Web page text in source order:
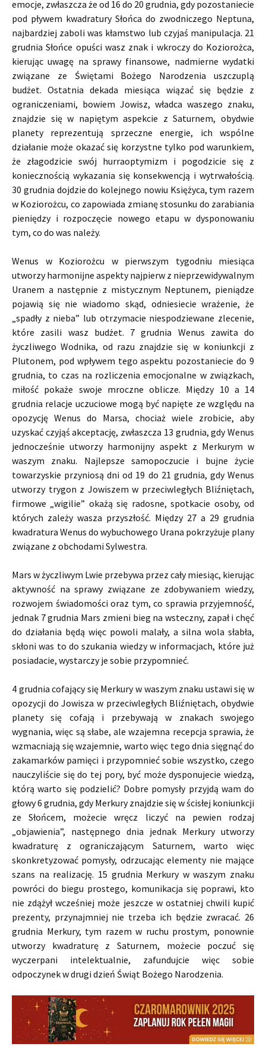
emocje, zwłaszcza że od 16 do 20 grudnia, gdy pozostaniecie
pod pływem kwadratury Słońca do zwodniczego Neptuna,
najbardziej zaboli was kłamstwo lub czyjaś manipulacja. 21
grudnia Słońce opuści wasz znak i wkroczy do Koziorożca,
kierując uwagę na sprawy finansowe, nadmierne wydatki
związane ze Świętami Bożego Narodzenia uszczuplą
budżet. Ostatnia dekada miesiąca wiązać się będzie z
ograniczeniami, bowiem Jowisz, władca waszego znaku,
znajdzie się w napiętym aspekcie z Saturnem, obydwie
planety reprezentują sprzeczne energie, ich wspólne
działanie może okazać się korzystne tylko pod warunkiem,
że złagodzicie swój hurraoptymizm i pogodzicie się z
koniecznością wykazania się konsekwencją i wytrwałością.
30 grudnia dojdzie do kolejnego nowiu Księżyca, tym razem
w Koziorożcu, co zapowiada zmianę stosunku do zarabiania
pieniędzy i rozpoczęcie nowego etapu w dysponowaniu
tym, co do was należy.
Wenus w Koziorożcu w pierwszym tygodniu miesiąca
utworzy harmonijne aspekty najpierw z nieprzewidywalnym
Uranem a następnie z mistycznym Neptunem, pieniądze
pojawią się nie wiadomo skąd, odniesiecie wrażenie, że
„spadły z nieba” lub otrzymacie niespodziewane zlecenie,
które zasili wasz budżet. 7 grudnia Wenus zawita do
życzliwego Wodnika, od razu znajdzie się w koniunkcji z
Plutonem, pod wpływem tego aspektu pozostaniecie do 9
grudnia, to czas na rozliczenia emocjonalne w związkach,
miłość pokaże swoje mroczne oblicze. Między 10 a 14
grudnia relacje uczuciowe mogą być napięte ze względu na
opozycję Wenus do Marsa, chociaż wiele zrobicie, aby
uzyskać czyjąś akceptację, zwłaszcza 13 grudnia, gdy Wenus
jednocześnie utworzy harmonijny aspekt z Merkurym w
waszym znaku. Najlepsze samopoczucie i bujne życie
towarzyskie przyniosą dni od 19 do 21 grudnia, gdy Wenus
utworzy trygon z Jowiszem w przeciwległych Bliźniętach,
firmowe „wigilie” okażą się radosne, spotkacie osoby, od
których zależy wasza przyszłość. Między 27 a 29 grudnia
kwadratura Wenus do wybuchowego Urana pokrzyżuje plany
związane z obchodami Sylwestra.
Mars w życzliwym Lwie przebywa przez cały miesiąc, kierując
aktywność na sprawy związane ze zdobywaniem wiedzy,
rozwojem świadomości oraz tym, co sprawia przyjemność,
jednak 7 grudnia Mars zmieni bieg na wsteczny, zapał i chęć
do działania będą więc powoli malały, a silna wola słabła,
skłoni was to do szukania wiedzy w informacjach, które już
posiadacie, wystarczy je sobie przypomnieć.
4 grudnia cofający się Merkury w waszym znaku ustawi się w
opozycji do Jowisza w przeciwległych Bliźniętach, obydwie
planety się cofają i przebywają w znakach swojego
wygnania, więc są słabe, ale wzajemna recepcja sprawia, że
wzmacniają się wzajemnie, warto więc tego dnia sięgnąć do
zakamarków pamięci i przypomnieć sobie wszystko, czego
nauczyliście się do tej pory, być może dysponujecie wiedzą,
którą warto się podzielić? Dobre pomysły przyjdą wam do
głowy 6 grudnia, gdy Merkury znajdzie się w ścisłej koniunkcji
ze Słońcem, możecie wręcz liczyć na pewien rodzaj
„objawienia”, następnego dnia jednak Merkury utworzy
kwadraturę z ograniczającym Saturnem, warto więc
skonkretyzować pomysły, odrzucając elementy nie mające
szans na realizację. 15 grudnia Merkury w waszym znaku
powróci do biegu prostego, komunikacja się poprawi, kto
nie zdążył wcześniej może jeszcze w ostatniej chwili kupić
prezenty, przynajmniej nie trzeba ich będzie zwracać. 26
grudnia Merkury, tym razem w ruchu prostym, ponownie
utworzy kwadraturę z Saturnem, możecie poczuć się
wyczerpani intelektualnie, zafundujcie więc sobie
odpoczynek w drugi dzień Świąt Bożego Narodzenia.